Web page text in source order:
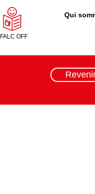
FALC OFF
Qui